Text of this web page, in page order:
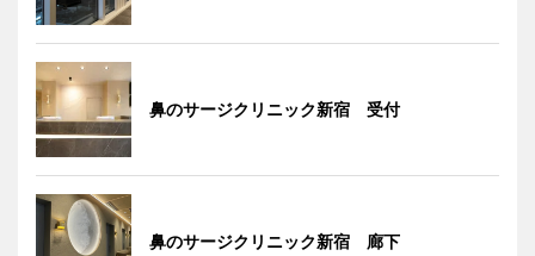
鼻のサージクリニック新宿 受付
鼻のサージクリニック新宿 廊下